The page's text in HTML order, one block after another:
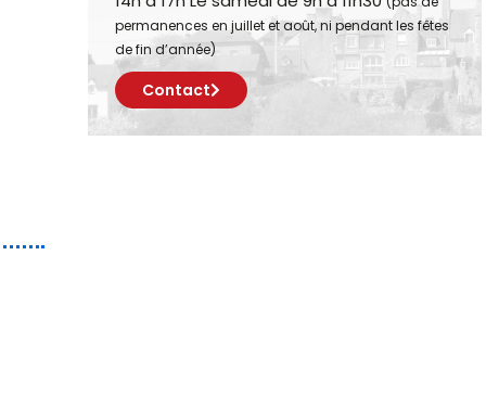
permanences en juillet et août, ni pendant les fêtes
de fin d’année)
Contact